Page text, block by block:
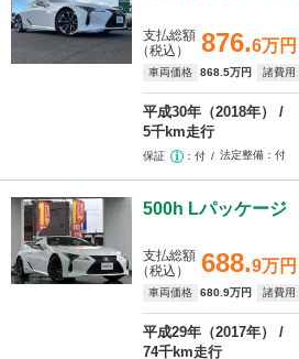
876.6万円
支払総額
（税込）
車両価格 868 .5万円 諸費用
平成30年（2018年）
5千km走行
保証 付 法定整備 付
500h Lパッケージ
688.9万円
支払総額
（税込）
車両価格 680 .9万円 諸費用
平成29年（2017年）
74千km走行